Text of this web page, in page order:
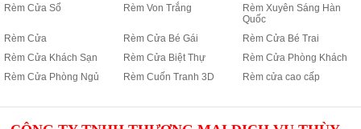
Rèm Cửa Sổ
Rèm Von Trắng
Rèm Xuyên Sáng Hàn
Quốc
Rèm Cửa
Rèm Cửa Bé Gái
Rèm Cửa Bé Trai
Rèm Cửa Khách Sạn
Rèm Cửa Biệt Thự
Rèm Cửa Phòng Khách
Rèm Cửa Phòng Ngủ
Rèm Cuốn Tranh 3D Rèm cửa cao cấp